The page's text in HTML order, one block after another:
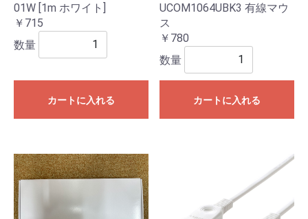
01W [1m ホワイト]
￥715
数量
カートに入れる
UCOM1064UBK3 有線マウ
ス
￥780
数量
カートに入れる